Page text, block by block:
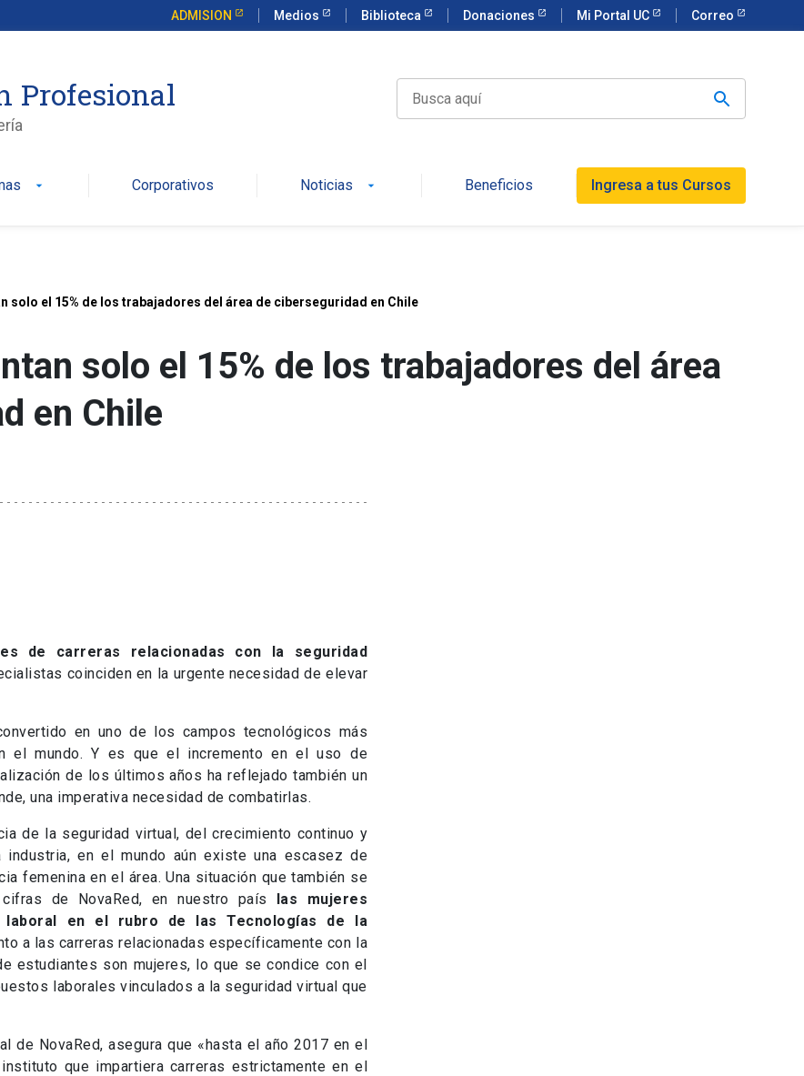
ADMISION Medios Biblioteca Donaciones Mi Portal UC Correo
Profesional
arrow_drop_down Corporativos Noticias arrow_drop_down Beneficios Ingresa a tus Cursos
solo el 15% de los trabajadores del área de ciberseguridad en Chile
solo el 15% de los trabajadores del área
en Chile
de carreras relacionadas con la seguridad
coinciden en la urgente necesidad de elevar
en uno de los campos tecnológicos más
el mundo. Y es que el incremento en el uso de
de los últimos años ha reflejado también un
una imperativa necesidad de combatirlas.
de la seguridad virtual, del crecimiento continuo y
en el mundo aún existe una escasez de
femenina en el área. Una situación que también se
de NovaRed, en nuestro país las mujeres
en el rubro de las Tecnologías de la
a las carreras relacionadas específicamente con la
estudiantes son mujeres, lo que se condice con el
laborales vinculados a la seguridad virtual que
de NovaRed, asegura que «hasta el año 2017 en el
que impartiera carreras estrictamente en el